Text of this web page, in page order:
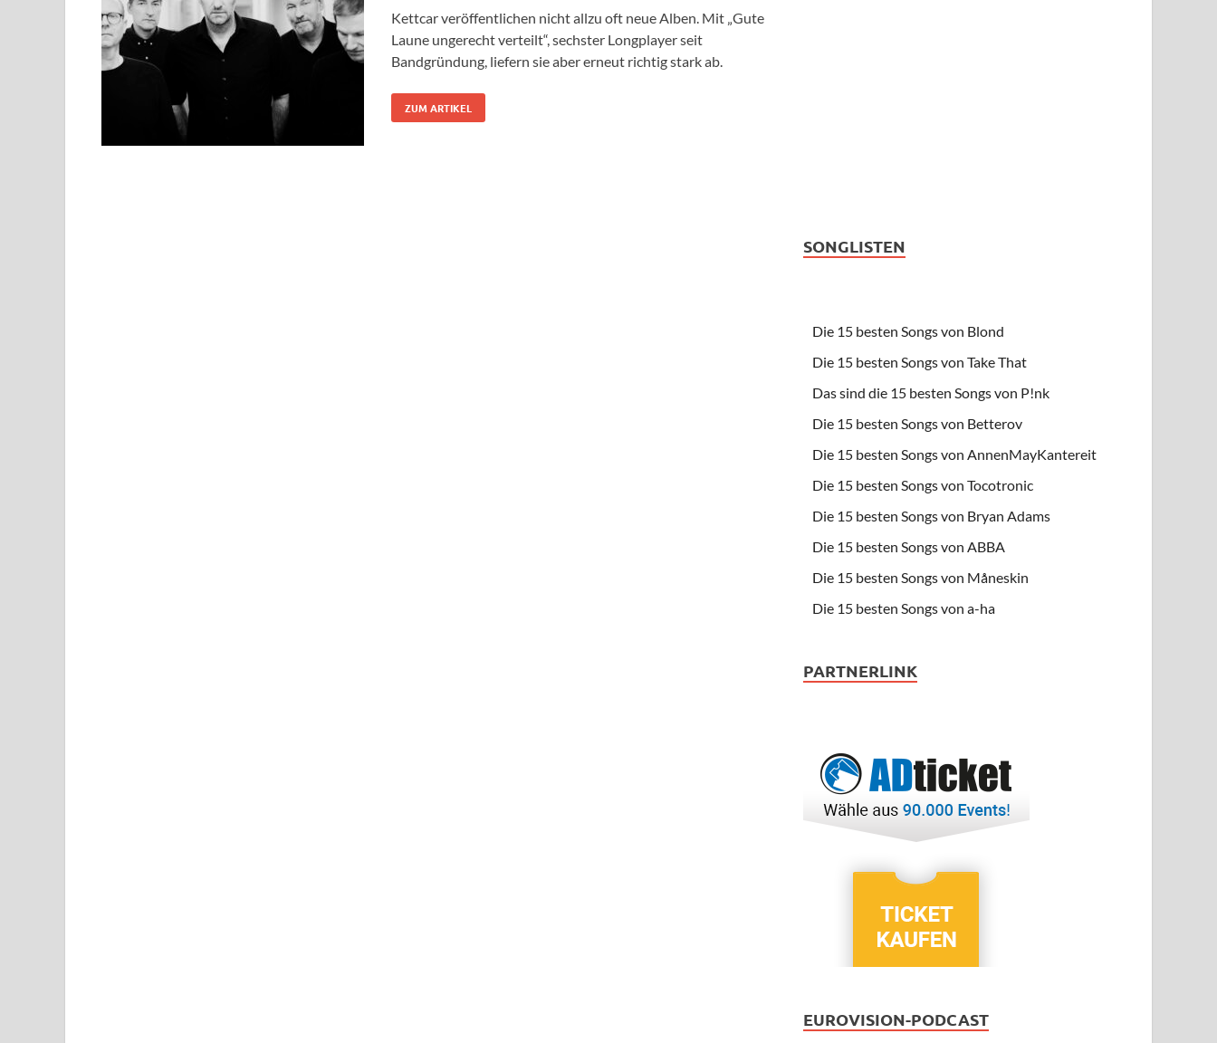
Kettcar veröffentlichen nicht allzu oft neue Alben. Mit „Gute
Laune ungerecht verteilt“, sechster Longplayer seit
Bandgründung, liefern sie aber erneut richtig stark ab.
ZUM ARTIKEL
SONGLISTEN
Die 15 besten Songs von Blond
Die 15 besten Songs von Take That
Das sind die 15 besten Songs von P!nk
Die 15 besten Songs von Betterov
Die 15 besten Songs von AnnenMayKantereit
Die 15 besten Songs von Tocotronic
Die 15 besten Songs von Bryan Adams
Die 15 besten Songs von ABBA
Die 15 besten Songs von Måneskin
Die 15 besten Songs von a-ha
PARTNERLINK
EUROVISION-PODCAST